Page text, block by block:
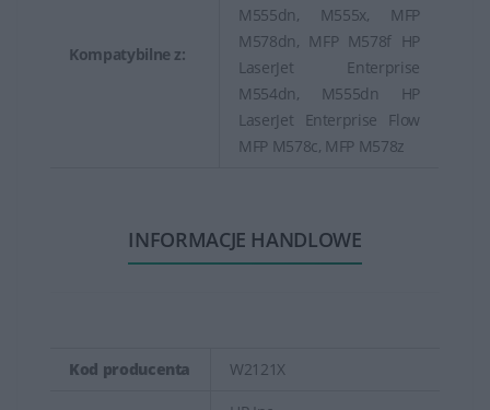
Kompatybilne z:
M555dn, M555x, MFP
M578dn, MFP M578f HP
LaserJet Enterprise
M554dn, M555dn HP
LaserJet Enterprise Flow
MFP M578c, MFP M578z
INFORMACJE HANDLOWE
Kod producenta W2121X